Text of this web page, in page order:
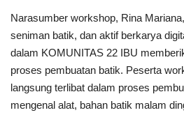
Narasumber workshop, Rina
seniman batik, dan aktif berkarya
dalam KOMUNITAS 22 IBU
proses pembuatan batik. Peserta
langsung terlibat dalam proses
mengenal alat, bahan batik malam